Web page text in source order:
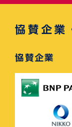
協賛企業
協賛企業